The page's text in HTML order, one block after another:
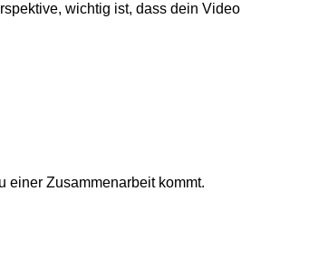
wichtig ist, dass dein Video
einer Zusammenarbeit kommt.